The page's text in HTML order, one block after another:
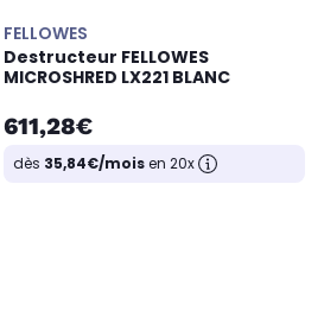
FELLOWES
Destructeur FELLOWES
MICROSHRED LX221 BLANC
611,28€
dès 35,84€/moisen 20x